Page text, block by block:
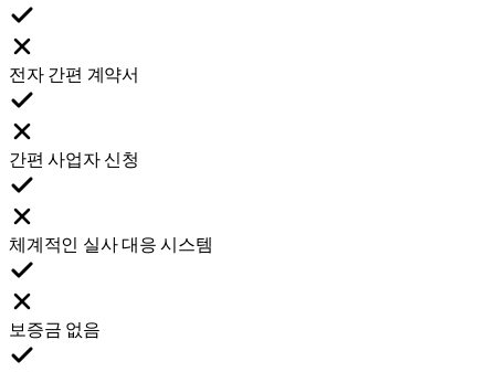
전자 간편 계약서
간편 사업자 신청
체계적인 실사 대응 시스템
보증금 없음